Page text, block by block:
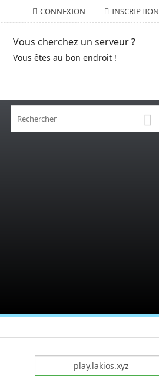
CONNEXION INSCRIPTION
Vous cherchez un serveur ?
Vous êtes au bon endroit !